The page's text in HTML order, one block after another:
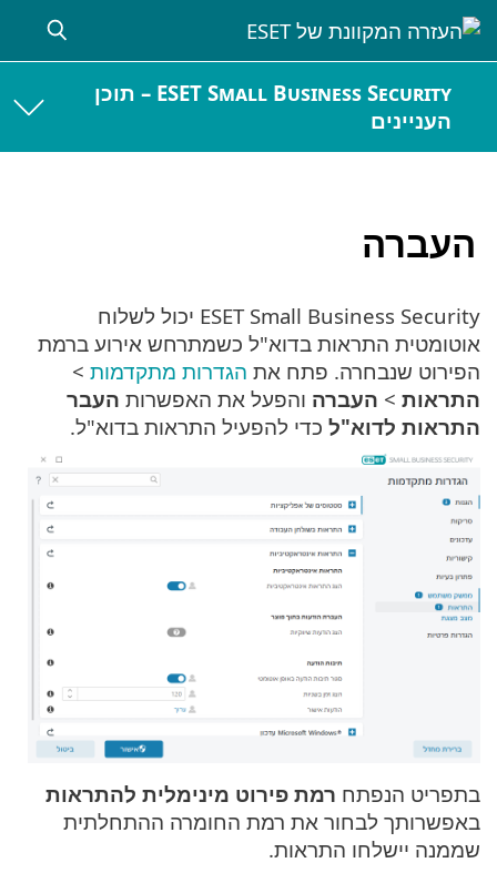
ESET Small Business Security – תוכן
העניינים
העברה
ESET Small Business Security יכול לשלוח
אוטומטית התראות בדוא"ל כשמתרחש אירוע ברמת
הפירוט שנבחרה. פתח את הגדרות מתקדמות >
התראות > העברה והפעל את האפשרות העבר
התראות לדוא"ל כדי להפעיל התראות בדוא"ל.
בתפריט הנפתח רמת פירוט מינימלית להתראות
באפשרותך לבחור את רמת החומרה ההתחלתית
שממנה יישלחו התראות.